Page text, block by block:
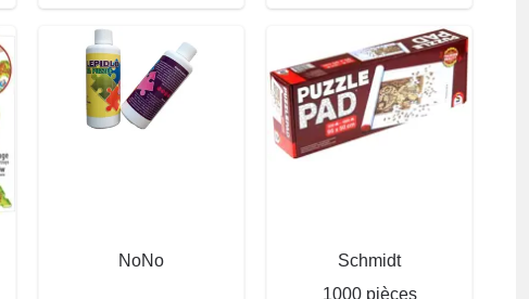
NoNo
Schmidt
1000 pièces